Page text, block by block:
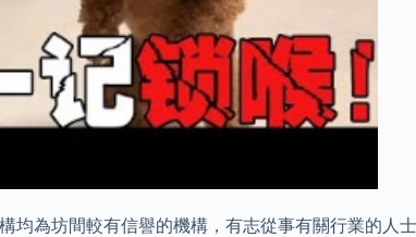
為坊間較有信譽的機構，有志從事有關行業的人